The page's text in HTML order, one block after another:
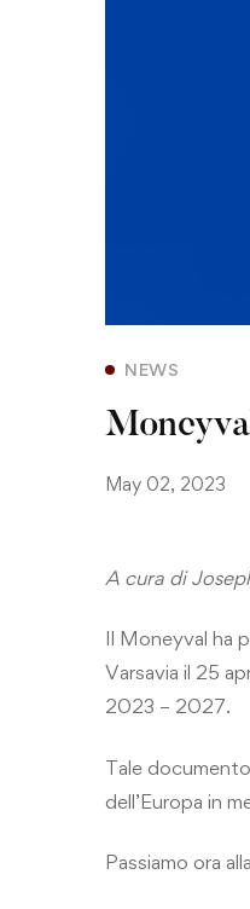
NEWS
May 02, 2023
A cura di
Il Moneyval ha
Varsavia il 25
2023 – 2027.
Tale
dell’Europa in
Passiamo ora